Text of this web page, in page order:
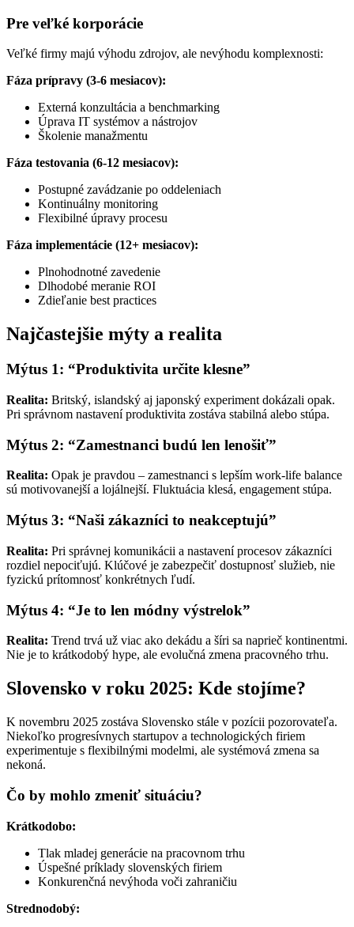
Pre veľké korporácie
Veľké firmy majú výhodu zdrojov, ale nevýhodu komplexnosti:
Fáza prípravy (3-6 mesiacov):
Externá konzultácia a benchmarking
Úprava IT systémov a nástrojov
Školenie manažmentu
Fáza testovania (6-12 mesiacov):
Postupné zavádzanie po oddeleniach
Kontinuálny monitoring
Flexibilné úpravy procesu
Fáza implementácie (12+ mesiacov):
Plnohodnotné zavedenie
Dlhodobé meranie ROI
Zdieľanie best practices
Najčastejšie mýty a realita
Mýtus 1: “Produktivita určite klesne”
Realita: Britský, islandský aj japonský experiment dokázali opak.
Pri správnom nastavení produktivita zostáva stabilná alebo stúpa.
Mýtus 2: “Zamestnanci budú len lenošiť”
Realita: Opak je pravdou – zamestnanci s lepším work-life balance
sú motivovanejší a lojálnejší. Fluktuácia klesá, engagement stúpa.
Mýtus 3: “Naši zákazníci to neakceptujú”
Realita: Pri správnej komunikácii a nastavení procesov zákazníci
rozdiel nepociťujú. Klúčové je zabezpečiť dostupnosť služieb, nie
fyzickú prítomnosť konkrétnych ľudí.
Mýtus 4: “Je to len módny výstrelok”
Realita: Trend trvá už viac ako dekádu a šíri sa naprieč kontinentmi.
Nie je to krátkodobý hype, ale evolučná zmena pracovného trhu.
Slovensko v roku 2025: Kde stojíme?
K novembru 2025 zostáva Slovensko stále v pozícii pozorovateľa.
Niekoľko progresívnych startupov a technologických firiem
experimentuje s flexibilnými modelmi, ale systémová zmena sa
nekoná.
Čo by mohlo zmeniť situáciu?
Krátkodobo:
Tlak mladej generácie na pracovnom trhu
Úspešné príklady slovenských firiem
Konkurenčná nevýhoda voči zahraničiu
Strednodobý: